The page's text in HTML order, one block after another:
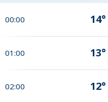
00:00 14°
01:00 13°
02:00 12°